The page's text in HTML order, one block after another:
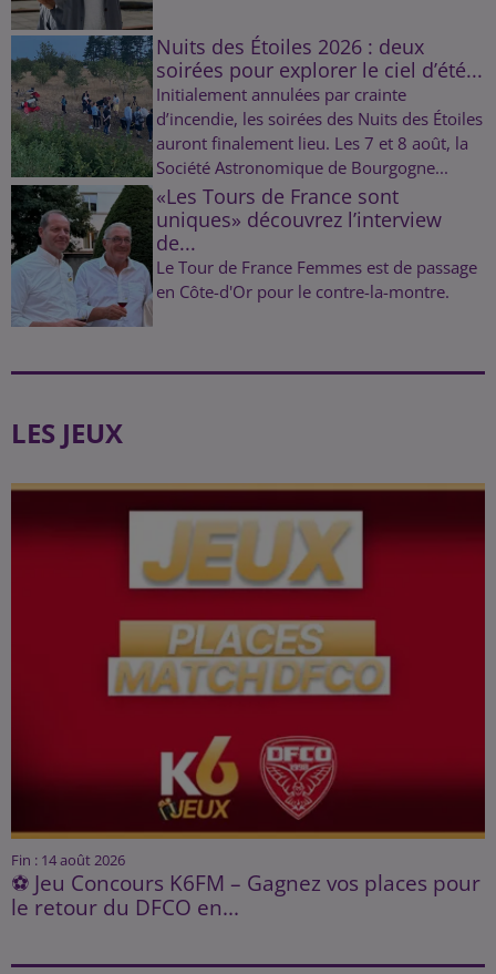
Nuits des Étoiles 2026 : deux
soirées pour explorer le ciel d’été...
Initialement annulées par crainte
d’incendie, les soirées des Nuits des Étoiles
auront finalement lieu. Les 7 et 8 août, la
Société Astronomique de Bourgogne...
«Les Tours de France sont
uniques» découvrez l’interview
de...
Le Tour de France Femmes est de passage
en Côte-d'Or pour le contre-la-montre.
LES JEUX
Fin : 14 août 2026
⚽ Jeu Concours K6FM – Gagnez vos places pour
le retour du DFCO en...